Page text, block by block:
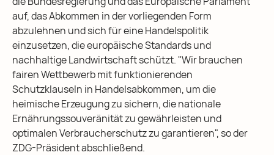
auf, das Abkommen in der vorliegenden Form
abzulehnen und sich für eine Handelspolitik
einzusetzen, die europäische Standards und
nachhaltige Landwirtschaft schützt. "Wir brauchen
fairen Wettbewerb mit funktionierenden
Schutzklauseln in Handelsabkommen, um die
heimische Erzeugung zu sichern, die nationale
Ernährungssouveränität zu gewährleisten und
optimalen Verbraucherschutz zu garantieren", so der
ZDG-Präsident abschließend.